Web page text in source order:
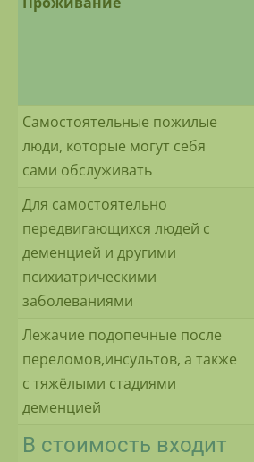
Самостоятельные пожилые
люди, которые могут себя
сами обслуживать
Для самостоятельно
передвигающихся людей с
деменцией и другими
психиатрическими
заболеваниями
Лежачие подопечные после
переломов,инсультов, а также
с тяжёлыми стадиями
деменцией
В стоимость входит